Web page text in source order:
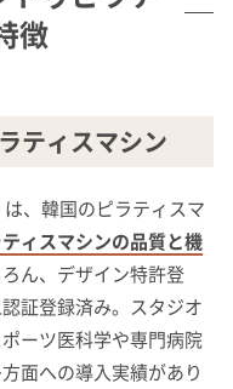
徴
ティスマシン
、韓国のピラティスマ
ィスマシンの品質と機
ん、デザイン特許登
証登録済み。スタジオ
ーツ医科学や専門病院
面への導入実績があり